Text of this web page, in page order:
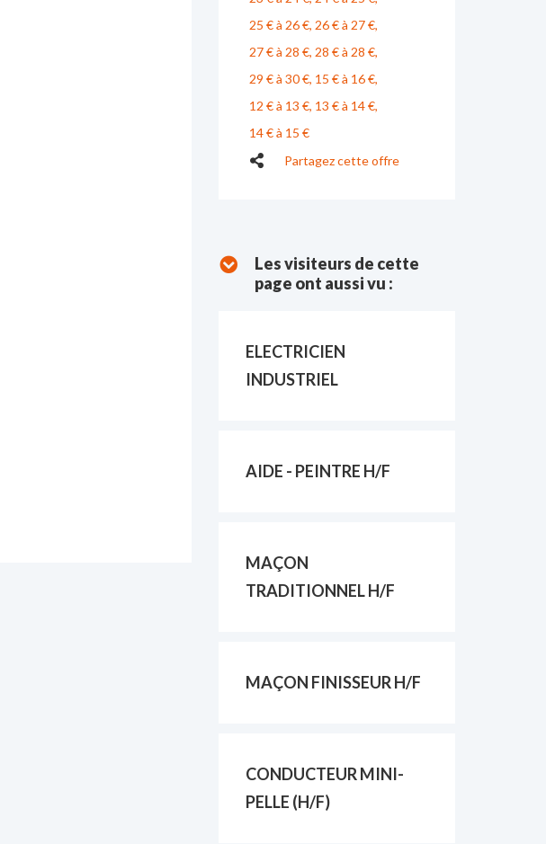
25 € à 26 € 26 € à 27 €
27 € à 28 € 28 € à 28 €
29 € à 30 € 15 € à 16 €
12 € à 13 € 13 € à 14 €
14 € à 15 €
Partagez cette offre
Les visiteurs de cette
page ont aussi vu :
ELECTRICIEN
INDUSTRIEL
AIDE - PEINTRE H/F
MAÇON
TRADITIONNEL H/F
MAÇON FINISSEUR H/F
CONDUCTEUR MINI-
PELLE (H/F)